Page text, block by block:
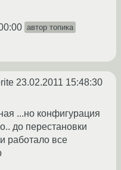
автор топика
23.02.2011 15:48:30
...но конфигурация
до перестановки
работало все